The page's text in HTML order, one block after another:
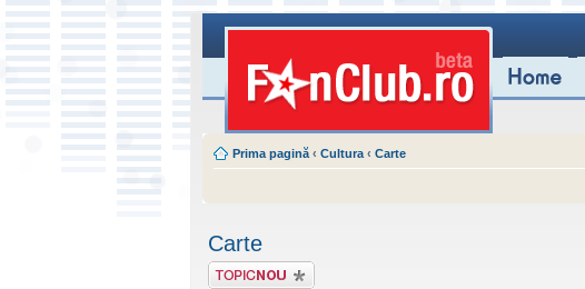
Prima pagină ‹ Cultura ‹ Carte
Carte
Scrie un subiect
nou